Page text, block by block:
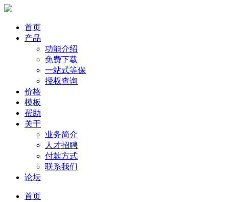
首页
产品
功能介绍
免费下载
一站式等保
授权查询
价格
模板
帮助
关于
业务简介
人才招聘
付款方式
联系我们
论坛
首页